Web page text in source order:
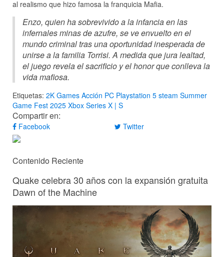
al realismo que hizo famosa la franquicia Mafia.
Enzo, quien ha sobrevivido a la infancia en las
infernales minas de azufre, se ve envuelto en el
mundo criminal tras una oportunidad inesperada de
unirse a la familia Torrisi. A medida que jura lealtad,
el juego revela el sacrificio y el honor que conlleva la
vida mafiosa.
Etiquetas: 2K Games Acción PC Playstation 5 steam Summer
Game Fest 2025 Xbox Series X | S
Compartir en:
Facebook Twitter
Contenido Reciente
Quake celebra 30 años con la expansión gratuita
Dawn of the Machine